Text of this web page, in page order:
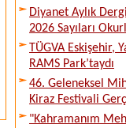
Diyanet Aylık
2026 Sayıları
TÜGVA Eskişehir,
RAMS Park’taydı
46. Geleneksel
Kiraz Festivali
"Kahramanım